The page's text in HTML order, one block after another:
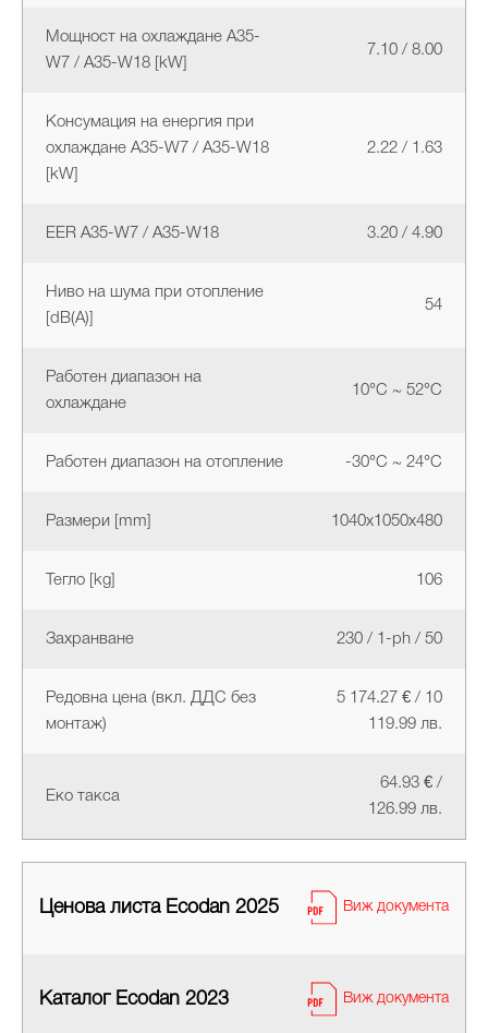
Мощност на охлаждане A35-
W7 / A35-W18 [kW]
7.10 / 8.00
Консумация на енергия при
охлаждане A35-W7 / A35-W18
[kW]
2.22 / 1.63
EER A35-W7 / A35-W18 3.20 / 4.90
Ниво на шума при отопление
[dB(A)]
54
Работен диапазон на
охлаждане
10°C ~ 52°C
Работен диапазон на отопление -30°C ~ 24°C
Размери [mm] 1040x1050x480
Тегло [kg] 106
Захранване 230 / 1-ph / 50
Редовна цена (вкл. ДДС без
монтаж)
5 174.27 € / 10
119.99 лв.
Еко такса
64.93 € /
126.99 лв.
Ценова листа Ecodan 2025 Виж документа
Каталог Ecodan 2023 Виж документа